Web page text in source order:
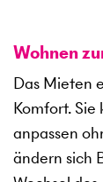
Wohnen
Das Mieten
Komfort.
anpassen
ändern sich